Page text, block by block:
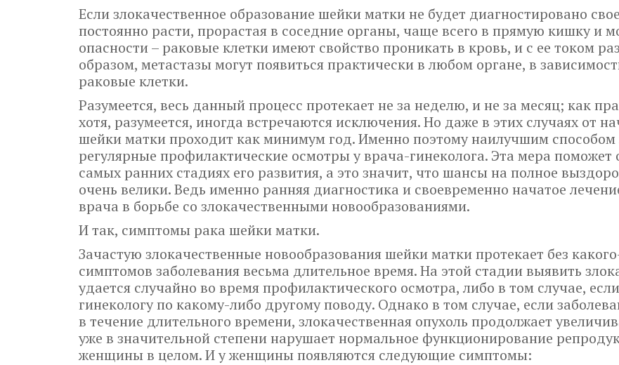
Если злокачественное образование шейки матки не будет диагностировано
постоянно расти, прорастая в соседние органы, чаще всего в прямую кишку и
опасности – раковые клетки имеют свойство проникать в кровь, и с ее током
образом, метастазы могут появиться практически в любом органе, в
раковые клетки.
Разумеется, весь данный процесс протекает не за неделю, и не за месяц; как
хотя, разумеется, иногда встречаются исключения. Но даже в этих случаях от
шейки матки проходит как минимум год. Именно поэтому наилучшим способом
регулярные профилактические осмотры у врача-гинеколога. Эта мера
самых ранних стадиях его развития, а это значит, что шансы на полное
очень велики. Ведь именно ранняя диагностика и своевременно начатое
врача в борьбе со злокачественными новообразованиями.
И так, симптомы рака шейки матки.
Зачастую злокачественные новообразования шейки матки протекает без
симптомов заболевания весьма длительное время. На этой стадии выявить
удается случайно во время профилактического осмотра, либо в том случае,
гинекологу по какому-либо другому поводу. Однако в том случае, если
в течение длительного времени, злокачественная опухоль продолжает
уже в значительной степени нарушает нормальное функционирование
женщины в целом. И у женщины появляются следующие симптомы: